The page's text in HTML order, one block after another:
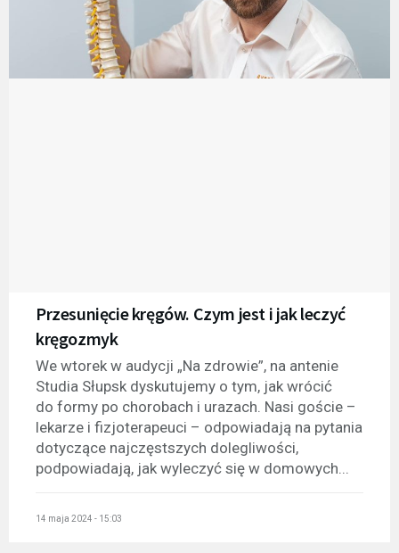
Przesunięcie kręgów. Czym jest i jak leczyć
kręgozmyk
We wtorek w audycji „Na zdrowie”, na antenie
Studia Słupsk dyskutujemy o tym, jak wrócić
do formy po chorobach i urazach. Nasi goście –
lekarze i fizjoterapeuci – odpowiadają na pytania
dotyczące najczęstszych dolegliwości,
podpowiadają, jak wyleczyć się w domowych...
14 maja 2024 - 15:03